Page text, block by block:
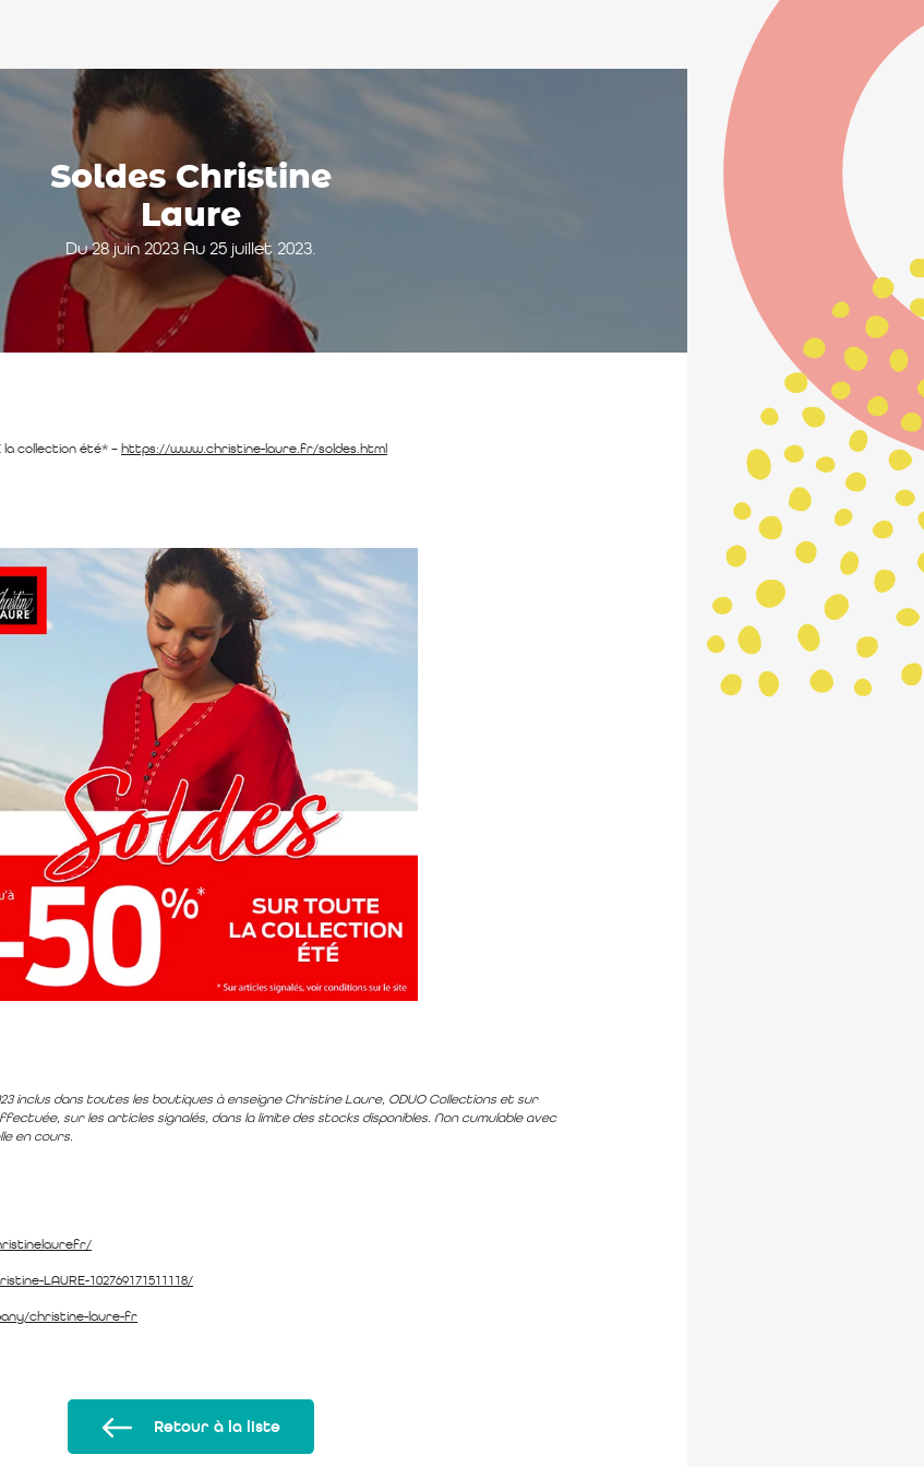
Soldes Christine
Laure
Du 28 juin 2023 Au 25 juillet 2023.
la collection été* – https://www.christine-laure.fr/soldes.html
inclus dans toutes les boutiques à enseigne Christine Laure, ODUO Collections et sur
sur les articles signalés, dans la limite des stocks disponibles. Non cumulable avec
en cours.
LAURE-102769171511118/
christine-laure-fr
Retour à la liste